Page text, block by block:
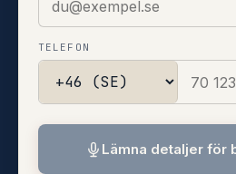
TELEFON
Lämna detaljer för